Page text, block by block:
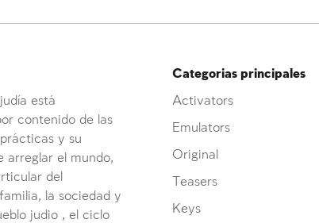
Categorias principales
Activators
Emulators
Original
Teasers
Keys
está
contenido de las
y su
arreglar el mundo,
del
la sociedad y
judio , el ciclo